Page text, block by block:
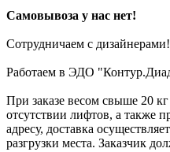
Самовывоза у нас нет!
Сотрудничаем с дизайнерами!
Работаем в ЭДО
При заказе весом свыше 20
отсутствии лифтов, а также
адресу, доставка
разгрузки места. Заказчик